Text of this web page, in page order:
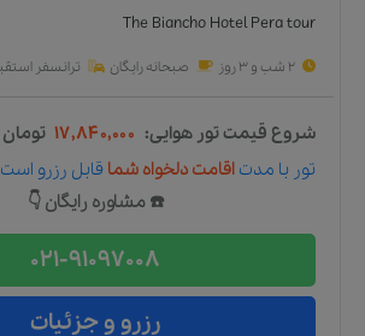
The Biancho Hotel Pera tour
2 شب و 3 روز صبحانه رایگان ترانسفر
شروع قیمت تور هوایی: ۱۷,۸۴۰,۰۰۰ تومان
تور با مدت اقامت دلخواه شما قابل رزرو
☎️ مشاوره رایگان 👇
021-91097008
رزرو و جزئیات